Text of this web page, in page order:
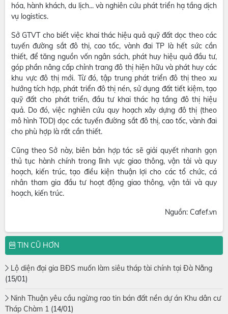
hóa, hành khách, du lịch... và nghiên cứu phát triển hạ tầng dịch
vụ logistics.
Sở GTVT cho biết việc khai thác hiệu quả quỹ đất dọc theo các
tuyến đường sắt đô thị, cao tốc, vành đai TP là hết sức cần
thiết, để tăng nguồn vốn ngân sách, phát huy hiệu quả đầu tư,
góp phần nâng cấp chỉnh trang đô thị hiện hữu và phát huy các
khu vực đô thị mới. Từ đó, tập trung phát triển đô thị theo xu
hướng tích hợp, phát triển đô thị nén, sử dụng đất tiết kiệm, tạo
quỹ đất cho phát triển, đầu tư khai thác hạ tầng đô thị hiệu
quả. Do đó, việc nghiên cứu quy hoạch xây dựng đô thị (theo
mô hình TOD) dọc các tuyến đường sắt đô thị, cao tốc, vành đai
cho phù hợp là rất cần thiết.
Cũng theo Sở này, biên bản hợp tác sẽ giải quyết nhanh gọn
thủ tục hành chính trong lĩnh vực giao thông, vận tải và quy
hoạch, kiến trúc, tạo điều kiện thuận lợi cho các tổ chức, cá
nhân tham gia đầu tư hoạt động giao thông, vận tải và quy
hoạch, kiến trúc.
Nguồn: Cafef.vn
TIN CŨ HƠN
Lộ diện đại gia BĐS muốn làm siêu tháp tài chính tại Đà Nẵng
(15/01)
Ninh Thuận yêu cầu ngừng rao tin bán đất nền dự án Khu dân cư
Tháp Chàm 1 (14/01)